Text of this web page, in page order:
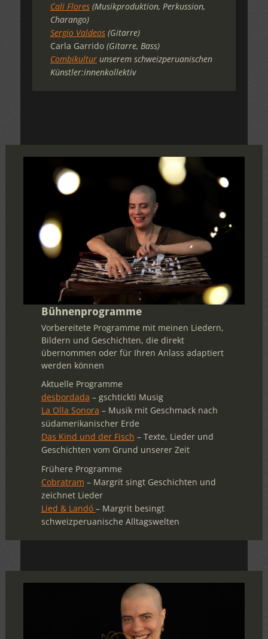
Cali Flores (Musikproduktion, Perkussion,
Charango)
Sergio Valdeos (Gitarre)
Carla Garrido (Gitarre, Bass)
Combikultur unserem schweizperuanischen
Künstler:innenkollektiv
Bühnenprogramme
Vorbereitete Programme mit meinen Liedern,
Bildern und Geschichten, die direkt
übernommen oder für Ihren Anlass adaptiert
werden können
Aktuelle Programme
desbordada – gschtickti Musig
La Olla Sonora – Musik mit Geschmack nach
südamerikanischer Erde
Das Kind und der Fisch – Texte, Lieder und
Geschichten vom Grund unserer Zeit
Frühere Programme
Cobratram – Margrit singt Geschichten und
zeichnet Lieder
Lied & Landó – Margrit besingt
schweizperuanische Alltagswelten